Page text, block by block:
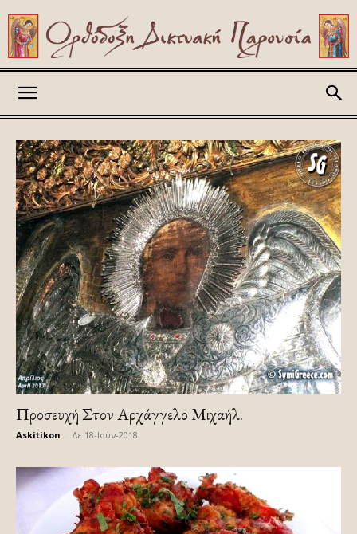
Προσευχή Στον Αρχάγγελο Μιχαήλ.
Askitikon Δε 18-Ιούν-2018